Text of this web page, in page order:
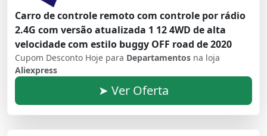
Carro de controle remoto com controle por rádio
2.4G com versão atualizada 1 12 4WD de alta
velocidade com estilo buggy OFF road de 2020
Cupom Desconto Hoje para Departamentos na loja
Aliexpress
➤ Ver Oferta